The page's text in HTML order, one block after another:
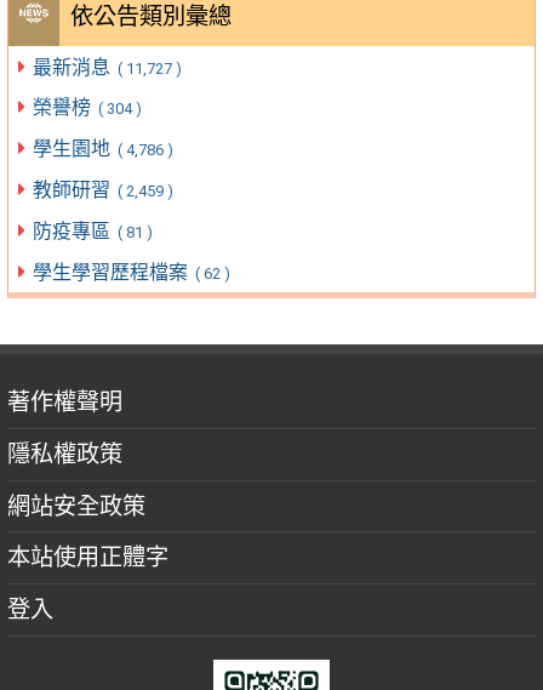
依公告類別彙總
最新消息 ( 11,727 )
榮譽榜 ( 304 )
學生園地 ( 4,786 )
教師研習 ( 2,459 )
防疫專區 ( 81 )
學生學習歷程檔案 ( 62 )
著作權聲明
隱私權政策
網站安全政策
本站使用正體字
登入